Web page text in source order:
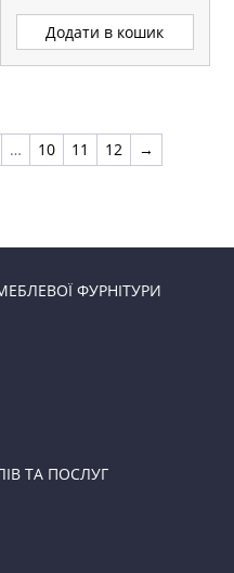
Додати в кошик
… 10 11 12 →
ФУРНІТУРИ
ТА ПОСЛУГ